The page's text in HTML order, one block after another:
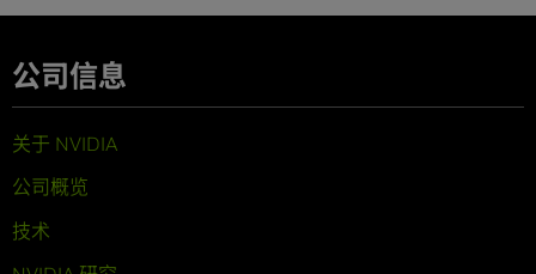
公司信息
关于 NVIDIA
公司概览
技术